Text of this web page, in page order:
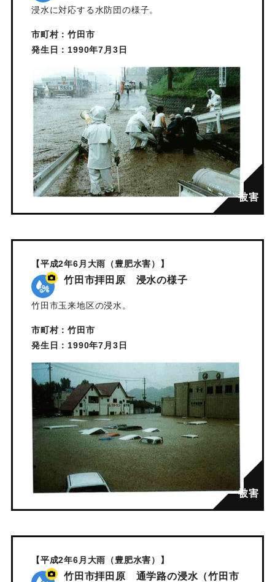
浸水に対応する水防団の様子。
市町村：竹田市
発生日：1990年7月3日
【平成2年6月大雨（豊肥水害）】
竹田市拝田原 浸水の様子
竹田市玉来地区の浸水。
市町村：竹田市
発生日：1990年7月3日
【平成2年6月大雨（豊肥水害）】
竹田市拝田原 通学路の浸水（竹田市